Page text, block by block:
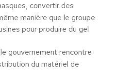
convertir des
manière que le groupe
pour produire du gel
gouvernement rencontre
du matériel de